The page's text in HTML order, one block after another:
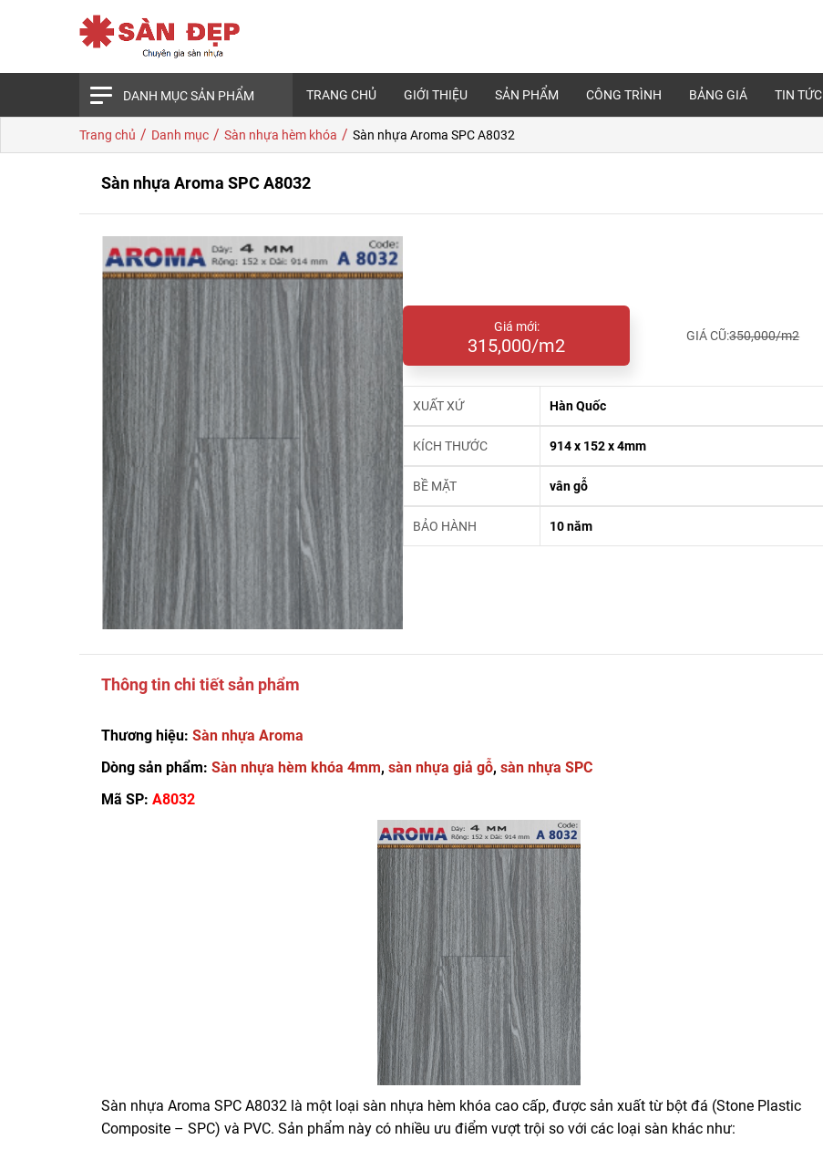
DANH MỤC SẢN PHẨM TRANG CHỦ GIỚI THIỆU SẢN PHẨM CÔNG TRÌNH BẢNG GIÁ TIN TỨC
Trang chủ / Danh mục / Sàn nhựa hèm khóa / Sàn nhựa Aroma SPC A8032
Sàn nhựa Aroma SPC A8032
Giá mới:
315,000/m2 GIÁ CŨ:350,000/m2
XUẤT XỨ Hàn Quốc
KÍCH THƯỚC 914 x 152 x 4mm
BỀ MẶT vân gỗ
BẢO HÀNH 10 năm
Thông tin chi tiết sản phẩm
Thương hiệu: Sàn nhựa Aroma
Dòng sản phẩm: Sàn nhựa hèm khóa 4mm, sàn nhựa giả gỗ, sàn nhựa SPC
Mã SP: A8032
Sàn nhựa Aroma SPC A8032 là một loại sàn nhựa hèm khóa cao cấp, được sản xuất từ bột đá (Stone Plastic
Composite – SPC) và PVC. Sản phẩm này có nhiều ưu điểm vượt trội so với các loại sàn khác như: